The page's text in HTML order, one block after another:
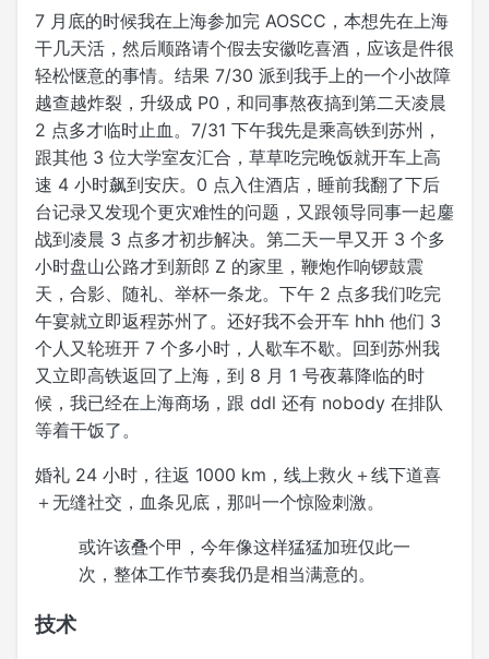
7 月底的时候我在上海参加完 AOSCC，本想先在上海
干几天活，然后顺路请个假去安徽吃喜酒，应该是件很
轻松惬意的事情。结果 7/30 派到我手上的一个小故障
越查越炸裂，升级成 P0，和同事熬夜搞到第二天凌晨
2 点多才临时止血。7/31 下午我先是乘高铁到苏州，
跟其他 3 位大学室友汇合，草草吃完晚饭就开车上高
速 4 小时飙到安庆。0 点入住酒店，睡前我翻了下后
台记录又发现个更灾难性的问题，又跟领导同事一起鏖
战到凌晨 3 点多才初步解决。第二天一早又开 3 个多
小时盘山公路才到新郎 Z 的家里，鞭炮作响锣鼓震
天，合影、随礼、举杯一条龙。下午 2 点多我们吃完
午宴就立即返程苏州了。还好我不会开车 hhh 他们 3
个人又轮班开 7 个多小时，人歇车不歇。回到苏州我
又立即高铁返回了上海，到 8 月 1 号夜幕降临的时
候，我已经在上海商场，跟 ddl 还有 nobody 在排队
等着干饭了。
婚礼 24 小时，往返 1000 km，线上救火＋线下道喜
＋无缝社交，血条见底，那叫一个惊险刺激。
或许该叠个甲，今年像这样猛猛加班仅此一
次，整体工作节奏我仍是相当满意的。
技术